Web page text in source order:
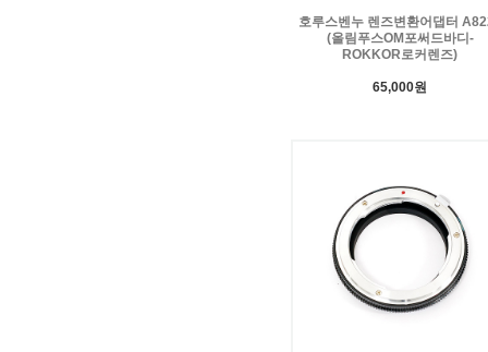
호루스벤누 렌즈변환어댑터
(올림푸스OM포써드바디-
ROKKOR로커렌즈)
65,000원